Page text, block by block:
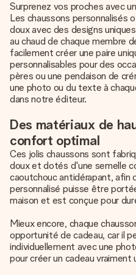
Surprenez vos proches avec
Les chaussons
doux avec des designs
au chaud de chaque membre
facilement créer une paire
personnalisables pour des
pères ou une pendaison de
une photo ou du texte à
dans notre éditeur.
Des matériaux de
confort optimal
Ces jolis chaussons sont
doux et dotés d'une semelle
caoutchouc antidérapant, afin
personnalisé puisse être
maison et est conçue pour
Mieux encore, chaque
opportunité de cadeau, car il
individuellement avec une
pour créer un cadeau